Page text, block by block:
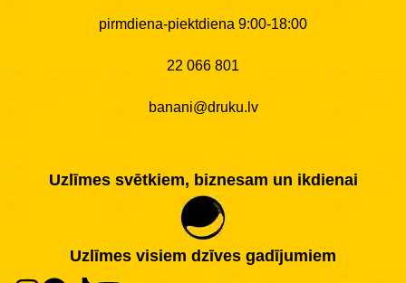
pirmdiena-piektdiena 9:00-18:00
22 066 801
banani@druku.lv
Uzlīmes svētkiem, biznesam un ikdienai
Uzlīmes visiem dzīves gadījumiem